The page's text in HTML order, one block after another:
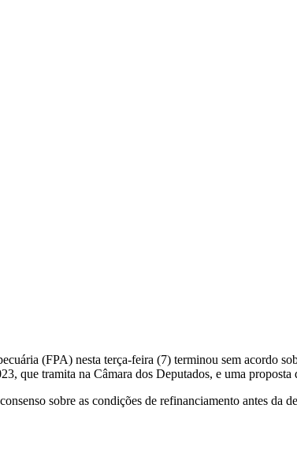
(FPA) nesta terça-feira (7) terminou sem acordo
que tramita na Câmara dos Deputados, e uma
sobre as condições de refinanciamento antes da